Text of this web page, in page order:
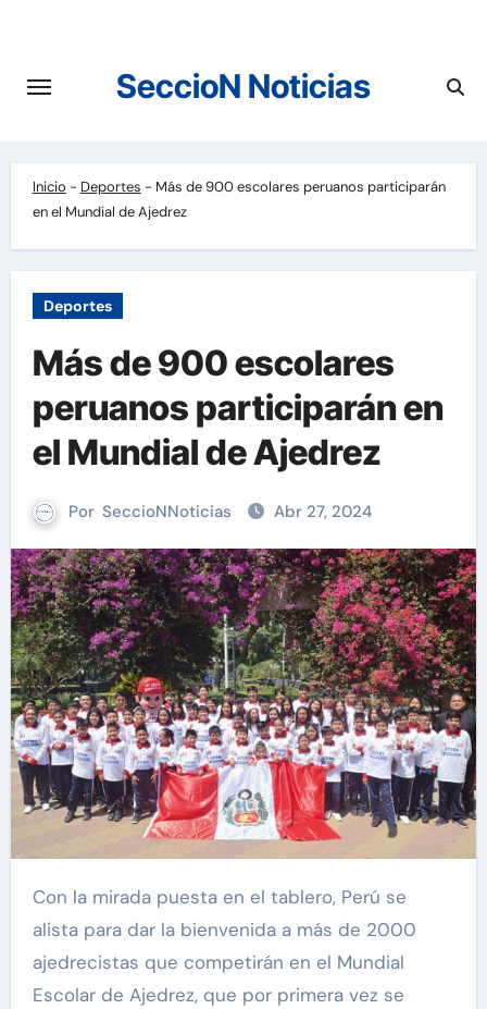
contenido
SeccioN Noticias
Inicio - Deportes - Más de 900 escolares peruanos participarán
en el Mundial de Ajedrez
Deportes
Más de 900 escolares
peruanos participarán en
el Mundial de Ajedrez
Por SeccioNNoticias Abr 27, 2024
Con la mirada puesta en el tablero, Perú se
alista para dar la bienvenida a más de 2000
ajedrecistas que competirán en el Mundial
Escolar de Ajedrez, que por primera vez se